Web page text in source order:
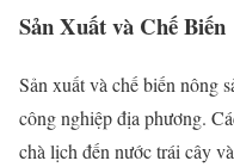
Sản Xuất và Chế Biến
Sản xuất và chế biến nông
công nghiệp địa phương.
chà lịch đến nước trái cây